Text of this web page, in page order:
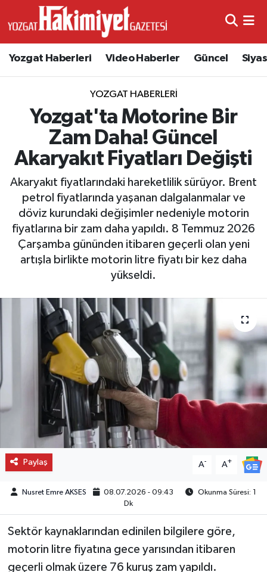
Yozgat Haberleri Video Haberler Güncel
YOZGAT HABERLERI
Yozgat'ta Motorine Bir
Zam Daha! Güncel
Akaryakıt Fiyatları Değişti
Akaryakıt fiyatlarındaki hareketlilik sürüyor. Brent
petrol fiyatlarında yaşanan dalgalanmalar ve
döviz kurundaki değişimler nedeniyle motorin
fiyatlarına bir zam daha yapıldı. 8 Temmuz 2026
Çarşamba gününden itibaren geçerli olan yeni
artışla birlikte motorin litre fiyatı bir kez daha
yükseldi.
Paylaş A- A+
Nusret Emre AKSES 08.07.2026 - 09:43
Okunma Süresi: 1
Dk
Sektör kaynaklarından edinilen bilgilere göre,
motorin litre fiyatına gece yarısından itibaren
geçerli olmak üzere 76 kuruş zam yapıldı.